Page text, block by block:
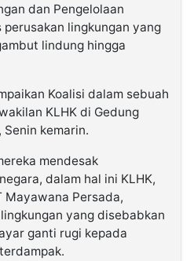
dan Pengelolaan
lingkungan yang
lindung hingga
Koalisi dalam sebuah
KLHK di Gedung
Senin kemarin.
mendesak
dalam hal ini KLHK,
Mayawana Persada,
yang disebabkan
ganti rugi kepada